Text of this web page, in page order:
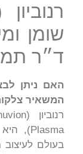
שומן
ד״ר
האם ניתן
המשאיר
בעולם לעיצוב